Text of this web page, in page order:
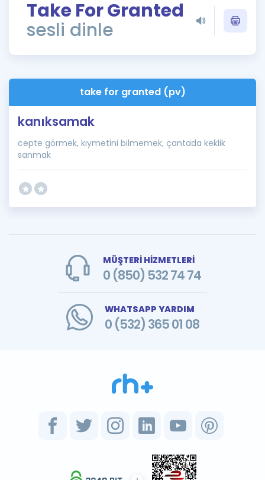
ÖSYM Sınav Takvimi
Kampanyalar
İngilizce Gramer
Take For Granted
sesli dinle
take for granted (pv)
kanıksamak
cepte görmek, kıymetini bilmemek, çantada keklik
sanmak
MÜŞTERİ HİZMETLERİ
0 (850) 532 74 74
WHATSAPP YARDIM
0 (532) 365 01 08